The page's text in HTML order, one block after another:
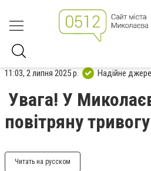
11:03, 2 липня 2025 р. Надійне
Увага! У
повітряну тривогу
Читать на русском